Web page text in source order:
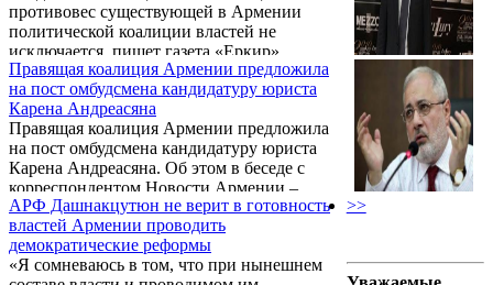
противовес существующей в Армении
политической коалиции властей не
исключается, пишет газета «Еркир»
(Страна).
Правящая коалиция Армении предложила
на пост омбудсмена кандидатуру юриста
Карена Андреасяна
Правящая коалиция Армении предложила
на пост омбудсмена кандидатуру юриста
Карена Андреасяна. Об этом в беседе с
корреспондентом Новости Армении –
NEWS.am сообщил пресс-секретарь
Республиканской партии Армении Эдуард
Шармазанов.
АРФ Дашнакцутюн не верит в готовность
властей Армении проводить
демократические реформы
«Я сомневаюсь в том, что при нынешнем
>>